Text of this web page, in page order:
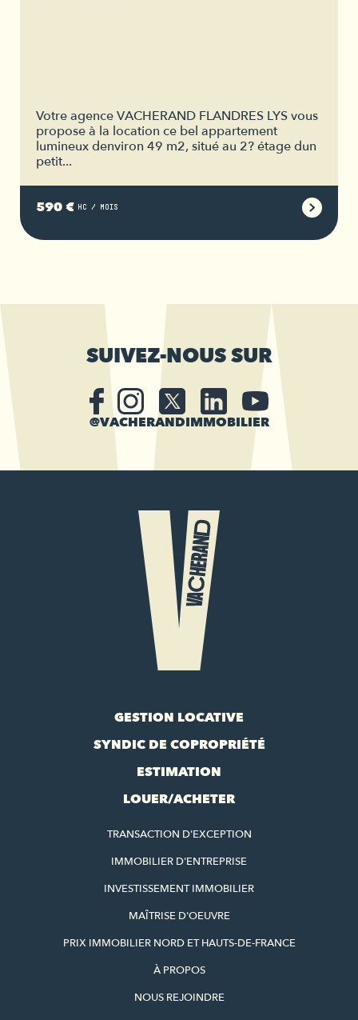
Votre agence VACHERAND FLANDRES LYS vous
propose à la location ce bel appartement
lumineux denviron 49 m2, situé au 2? étage dun
petit...
590 € HC / MOIS
SUIVEZ-NOUS SUR
@VACHERANDIMMOBILIER
GESTION LOCATIVE
SYNDIC DE COPROPRIÉTÉ
ESTIMATION
LOUER/ACHETER
TRANSACTION D'EXCEPTION
IMMOBILIER D'ENTREPRISE
INVESTISSEMENT IMMOBILIER
MAÎTRISE D'OEUVRE
PRIX IMMOBILIER NORD ET HAUTS-DE-FRANCE
À PROPOS
NOUS REJOINDRE